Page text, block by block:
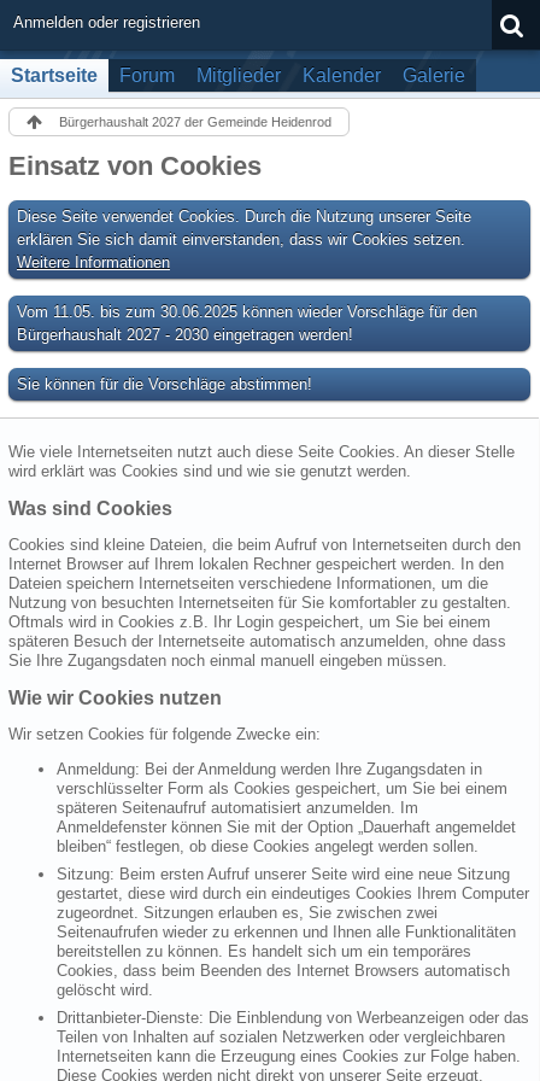
Anmelden oder registrieren
Startseite Forum Mitglieder Kalender Galerie
Bürgerhaushalt 2027 der Gemeinde Heidenrod
Einsatz von Cookies
Diese Seite verwendet Cookies. Durch die Nutzung unserer Seite
erklären Sie sich damit einverstanden, dass wir Cookies setzen.
Weitere Informationen
Vom 11.05. bis zum 30.06.2025 können wieder Vorschläge für den
Bürgerhaushalt 2027 - 2030 eingetragen werden!
Sie können für die Vorschläge abstimmen!
Wie viele Internetseiten nutzt auch diese Seite Cookies. An dieser Stelle
wird erklärt was Cookies sind und wie sie genutzt werden.
Was sind Cookies
Cookies sind kleine Dateien, die beim Aufruf von Internetseiten durch den
Internet Browser auf Ihrem lokalen Rechner gespeichert werden. In den
Dateien speichern Internetseiten verschiedene Informationen, um die
Nutzung von besuchten Internetseiten für Sie komfortabler zu gestalten.
Oftmals wird in Cookies z.B. Ihr Login gespeichert, um Sie bei einem
späteren Besuch der Internetseite automatisch anzumelden, ohne dass
Sie Ihre Zugangsdaten noch einmal manuell eingeben müssen.
Wie wir Cookies nutzen
Wir setzen Cookies für folgende Zwecke ein:
Anmeldung: Bei der Anmeldung werden Ihre Zugangsdaten in
verschlüsselter Form als Cookies gespeichert, um Sie bei einem
späteren Seitenaufruf automatisiert anzumelden. Im
Anmeldefenster können Sie mit der Option „Dauerhaft angemeldet
bleiben“ festlegen, ob diese Cookies angelegt werden sollen.
Sitzung: Beim ersten Aufruf unserer Seite wird eine neue Sitzung
gestartet, diese wird durch ein eindeutiges Cookies Ihrem Computer
zugeordnet. Sitzungen erlauben es, Sie zwischen zwei
Seitenaufrufen wieder zu erkennen und Ihnen alle Funktionalitäten
bereitstellen zu können. Es handelt sich um ein temporäres
Cookies, dass beim Beenden des Internet Browsers automatisch
gelöscht wird.
Drittanbieter-Dienste: Die Einblendung von Werbeanzeigen oder das
Teilen von Inhalten auf sozialen Netzwerken oder vergleichbaren
Internetseiten kann die Erzeugung eines Cookies zur Folge haben.
Diese Cookies werden nicht direkt von unserer Seite erzeugt,